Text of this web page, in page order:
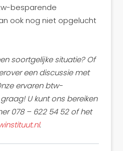
besparende
ook nog niet opgelucht
soortgelijke situatie? Of
een discussie met
ervaren btw-
U kunt ons bereiken
078 – 622 54 52 of het
.